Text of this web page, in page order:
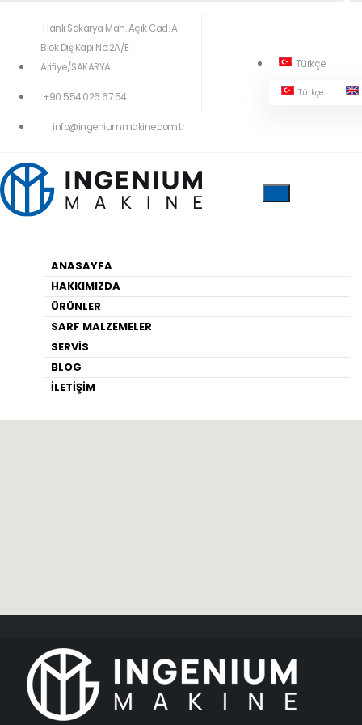
Hanlı Sakarya Mah. Açık Cad. A
Blok Dış Kapı No:2A/E
Arifiye/SAKARYA
+90 554 026 67 54
info@ingeniummakine.com.tr
Türkçe
Türkçe
ANASAYFA
HAKKIMIZDA
ÜRÜNLER
SARF MALZEMELER
SERVİS
BLOG
İLETİŞİM
404!
Yapabilirsiniz
Anasayfa